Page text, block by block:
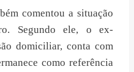
comentou a situação
Segundo ele, o ex-
domiciliar, conta com
como referência